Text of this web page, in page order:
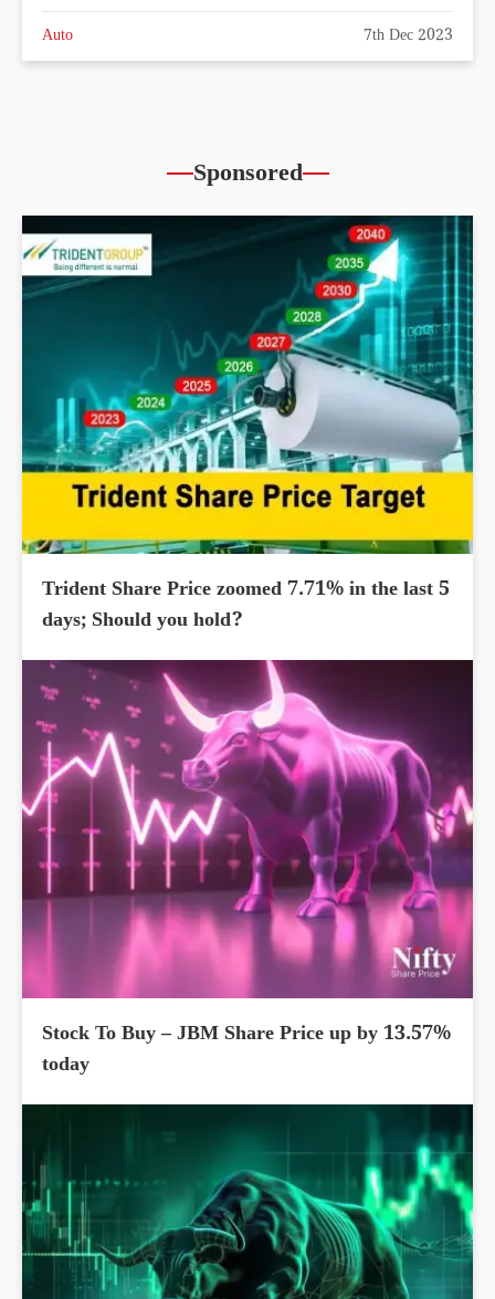
Auto 7th Dec 2023
Sponsored
Trident Share Price zoomed 7.71% in the last 5
days; Should you hold?
Stock To Buy – JBM Share Price up by 13.57%
today